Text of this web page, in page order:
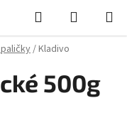
Hledat
KOŠÍK
/Kladivo
500g